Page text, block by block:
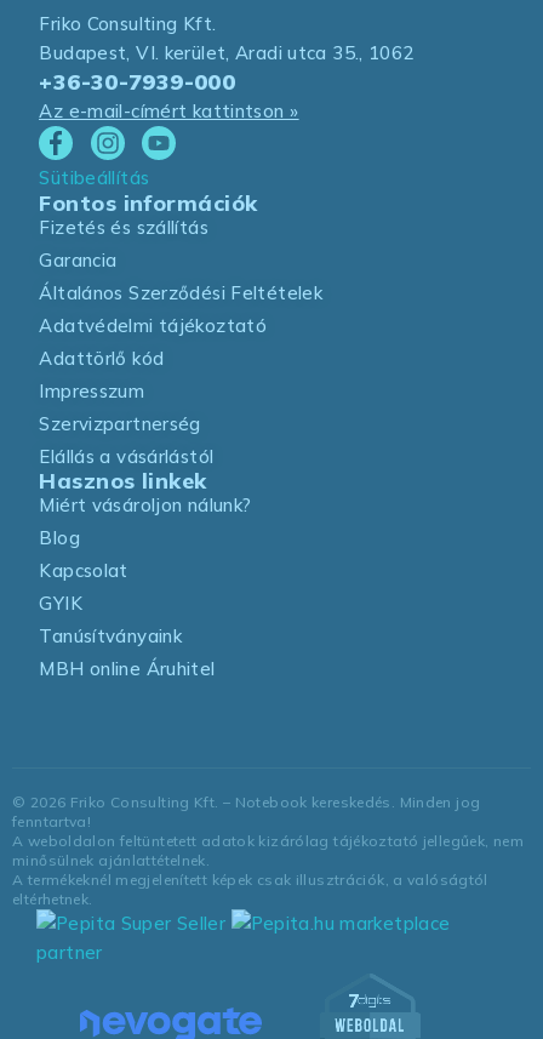
Friko Consulting Kft.
Budapest, VI. kerület, Aradi utca 35., 1062
+36-30-7939-000
Az e-mail-címért kattintson »
Sütibeállítás
Fontos információk
Fizetés és szállítás
Garancia
Általános Szerződési Feltételek
Adatvédelmi tájékoztató
Adattörlő kód
Impresszum
Szervizpartnerség
Elállás a vásárlástól
Hasznos linkek
Miért vásároljon nálunk?
Blog
Kapcsolat
GYIK
Tanúsítványaink
MBH online Áruhitel
© 2026 Friko Consulting Kft. – Notebook kereskedés. Minden jog
fenntartva!
A weboldalon feltüntetett adatok kizárólag tájékoztató jellegűek, nem
minősülnek ajánlattételnek.
A termékeknél megjelenített képek csak illusztrációk, a valóságtól
eltérhetnek.
marketplace
partner